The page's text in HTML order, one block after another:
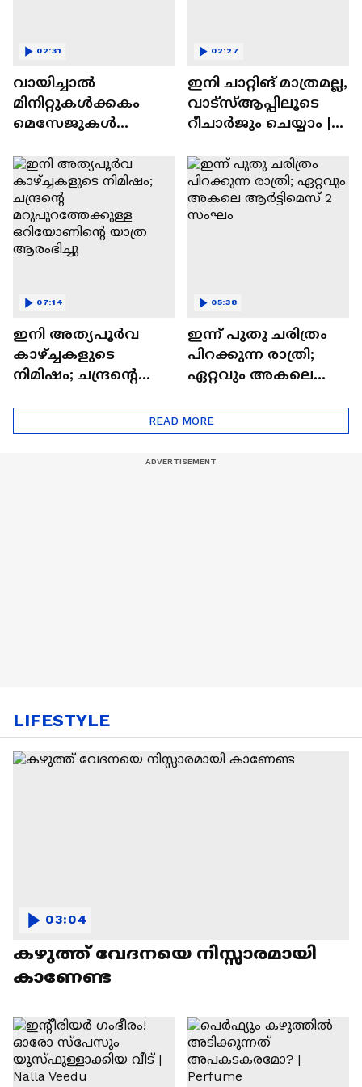
വായിച്ചാൽ
മിനിറ്റുകൾക്കകം
മെസേജുകള്‍
WhatsApp | Tech Talk
02:31
ഇനി ചാറ്റിങ് മാത്രമല്ല,
വാട്‌സ്‌ആപ്പിലൂടെ
റീചാർജും ചെയ്യാം |
Tech Talk
02:27
ഇനി അത്യപൂര്‍വ
കാഴ്ച്ചകളുടെ
നിമിഷം; ചന്ദ്രന്റെ
ഒറിയോണിന്റെ യാത്ര
ആരംഭിച്ചു
07:14
ഇന്ന് പുതു ചരിത്രം
പിറക്കുന്ന രാത്രി;
ഏറ്റവും അകലെ
05:38
READ MORE
LIFESTYLE
കഴുത്ത് വേദനയെ നിസ്സാരമായി
കാണേണ്ട
03:04